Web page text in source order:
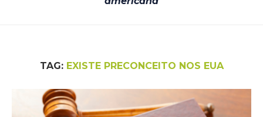
TAG: EXISTE PRECONCEITO NOS EUA